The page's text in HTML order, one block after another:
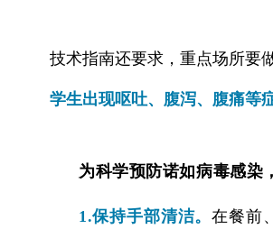
技术指南还要求，重点场所要
学生出现呕吐、腹泻、腹痛等
为科学预防诺如病毒感染
1.保持手部清洁。在餐前